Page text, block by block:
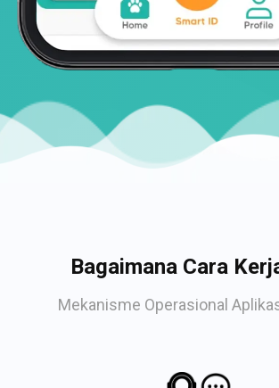
Bagaimana Cara
Mekanisme Operasional